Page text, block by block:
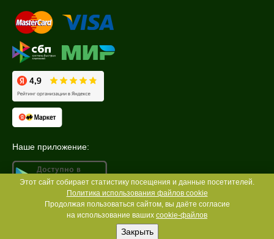
Наше приложение:
Этот сайт собирает статистику посещения и данные посетителей.
Политика использования файлов cookie
Продолжая пользоваться сайтом, вы даёте согласие
на использование ваших cookie-файлов
Закрыть